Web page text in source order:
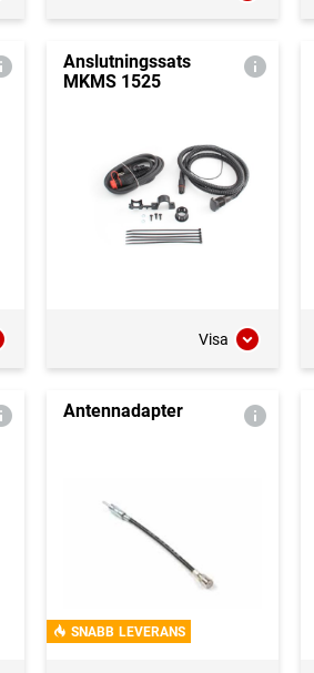
Anslutningssats
MKMS 1525
Visa
Antennadapter
SNABB LEVERANS